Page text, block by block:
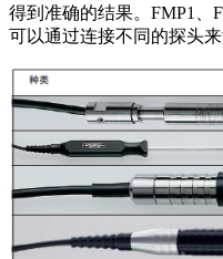
得到准确的结果。FMP1、
可以通过连接不同的探头